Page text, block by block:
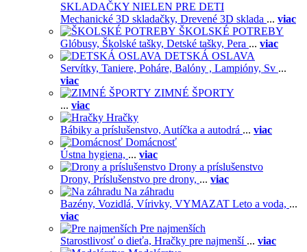
SKLADAČKY NIELEN PRE DETI
Mechanické 3D skladačky, Drevené 3D sklada ... viac
ŠKOLSKÉ POTREBY
Glóbusy, Školské tašky, Detské tašky, Pera ... viac
DETSKÁ OSLAVA
Servítky, Taniere, Poháre, Balóny , Lampióny, Sv ...
viac
ZIMNÉ ŠPORTY
... viac
Hračky
Bábiky a príslušenstvo, Autíčka a autodrá ... viac
Domácnosť
Ústna hygiena, ... viac
Drony a príslušenstvo
Drony, Príslušenstvo pre drony, ... viac
Na záhradu
Bazény, Vozidlá, Vírivky, VYMAZAT Leto a voda, ...
viac
Pre najmenších
Starostlivosť o dieťa, Hračky pre najmenší ... viac